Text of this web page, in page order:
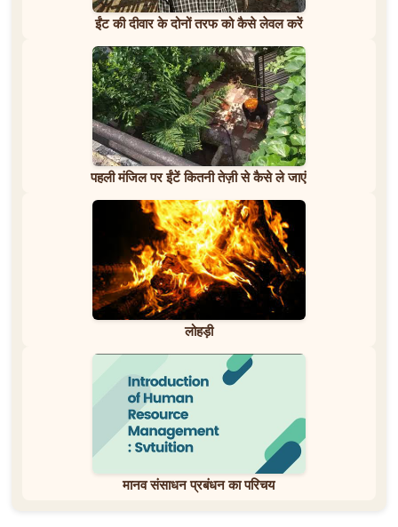
ईंट की दीवार के दोनों तरफ को कैसे लेवल करें
पहली मंजिल पर ईंटें कितनी तेज़ी से कैसे ले जाएं
लोहड़ी
मानव संसाधन प्रबंधन का परिचय